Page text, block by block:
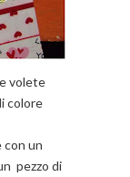
volete
colore
con un
pezzo di